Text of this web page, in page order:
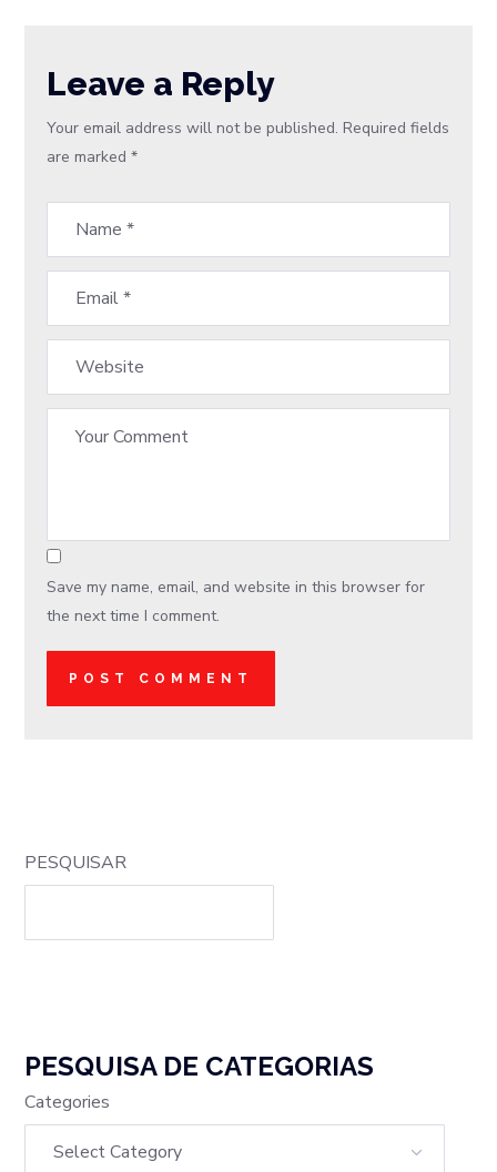
Leave a Reply
Your email address will not be published. Required fields
are marked*
Save my name, email, and website in this browser for
the next time I comment.
PESQUISAR
PESQUISA DE CATEGORIAS
Categories